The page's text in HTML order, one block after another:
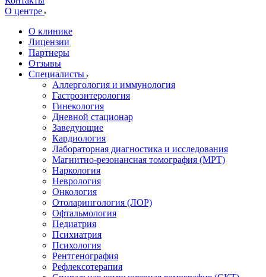
О центре
О клинике
Лицензии
Партнеры
Отзывы
Специалисты
Аллергология и иммунология
Гастроэнтерология
Гинекология
Дневной стационар
Заведующие
Кардиология
Лабораторная диагностика и исследования
Магнитно-резонансная томография (МРТ)
Наркология
Неврология
Онкология
Отоларингология (ЛОР)
Офтальмология
Педиатрия
Психиатрия
Психология
Рентгенография
Рефлексотерапия